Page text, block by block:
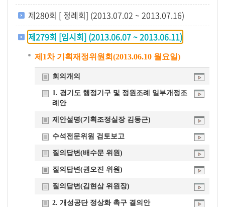
제280회 [ 정례회] (2013.07.02 ~ 2013.07.16)
제279회 [임시회] (2013.06.07 ~ 2013.06.11)
제1차 기획재정위원회(2013.06.10 월요일)
회의개의
1. 경기도 행정기구 및 정원조례 일부개정조
례안
제안설명(기획조정실장 김동근)
수석전문위원 검토보고
질의답변(배수문 위원)
질의답변(권오진 위원)
질의답변(김현삼 위원장)
2. 개성공단 정상화 촉구 결의안